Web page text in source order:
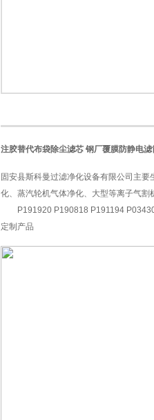
注胶替代布袋除尘滤芯 钢厂覆膜防静电滤
固安县斯科曼过滤净化设备有限公司主
化、蒸汽轮机气体净化、大型等离子气
P191920 P190818 P191194
定制产品